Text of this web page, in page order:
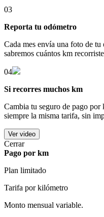
03
Reporta tu odómetro
Cada mes envía una foto de tu
sabremos cuántos km
04
Si recorres muchos km
Cambia tu seguro de pago por
siempre la misma tarifa, sin
Ver video
Cerrar
Pago por km
Plan limitado
Tarifa por kilómetro
Monto mensual variable.